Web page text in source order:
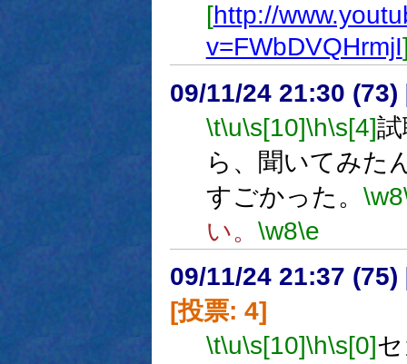
[http://
v=FWbDVQHrmjI
09/11/24 21:30 (73)
\t\u\s[10]\h\s[4]
ら、聞いてみた
すごかった。 \w8
い。 \w8\e
09/11/24 21:37 (75)
[投票: 4]
\t\u\s[10]\h\s[0]